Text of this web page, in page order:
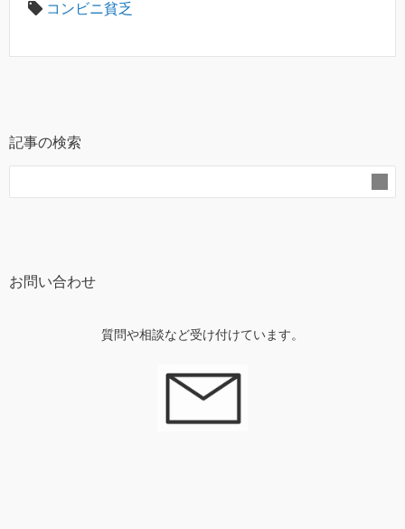
コンビニ貧乏
記事の検索
お問い合わせ
質問や相談など受け付けています。